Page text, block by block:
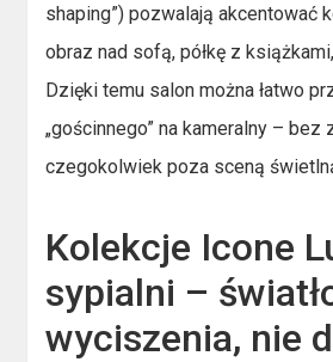
shaping”) pozwalają akcentować
obraz nad sofą, półkę z
Dzięki temu salon można łatwo
„gościnnego” na kameralny – bez
czegokolwiek poza sceną
Kolekcje Icone
sypialni –
wyciszenia, nie